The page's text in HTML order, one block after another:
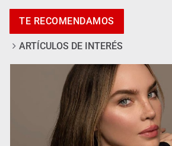
Pide regidora investigar dictámenes y
vecinos en Mirador de San Isidro
TE RECOMENDAMOS
ARTÍCULOS DE INTERÉS